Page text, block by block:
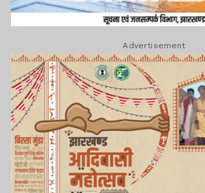
Advertisement